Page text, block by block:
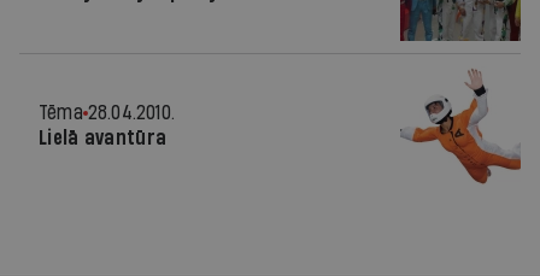
Tēma 28.04.2010.
Lielā avantūra